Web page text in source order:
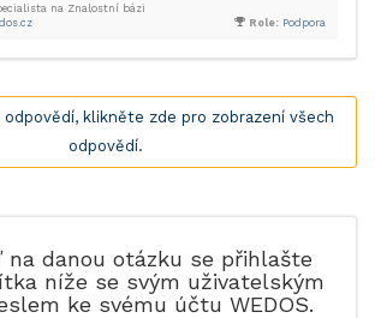
Role: Podpora
na Znalostní bázi
odpovědí, klikněte zde pro zobrazení všech
odpovědí.
na danou otázku se přihlašte
níže se svým uživatelským
ke svému účtu WEDOS.